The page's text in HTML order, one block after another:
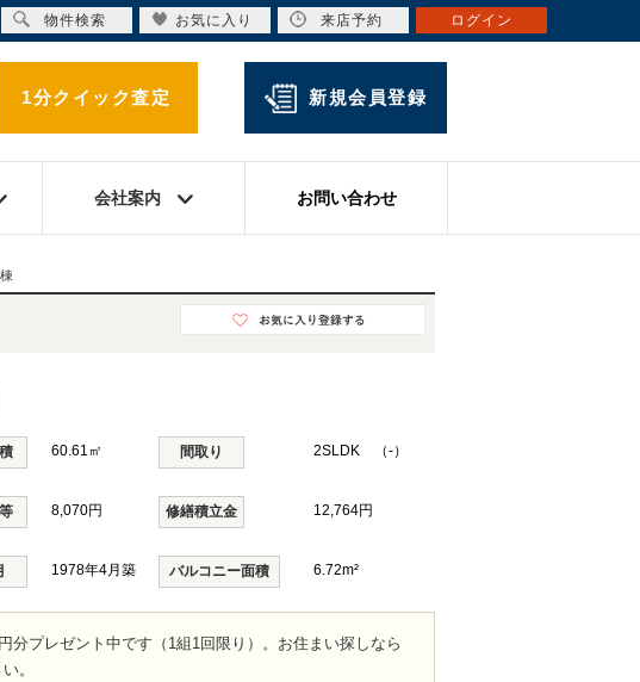
1分クイック査定 新規会員登録
会社案内 お問い合わせ
60.61㎡ 間取り 2SLDK （-）
8,070円 修繕積立金 12,764円
1978年4月築 バルコニー面積 6.72m²
分プレゼント中です（1組1回限り）。お住まい探しなら
。
物件検索 お気に入り 来店予約 ログイン